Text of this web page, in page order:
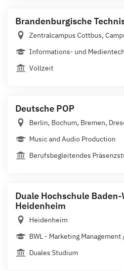
Brandenburgische
Zentralcampus Cottbus,
Informations- und
Vollzeit
Deutsche POP
Berlin, Bochum, Bremen,
Music and Audio Production
Berufsbegleitendes
Duale Hochschule
Heidenheim
Heidenheim
BWL - Marketing
Duales Studium